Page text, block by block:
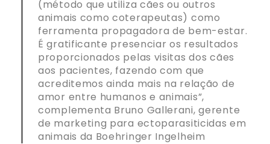
(método que utiliza cães ou outros
animais como coterapeutas) como
ferramenta propagadora de bem-estar.
É gratificante presenciar os resultados
proporcionados pelas visitas dos cães
aos pacientes, fazendo com que
acreditemos ainda mais na relação de
amor entre humanos e animais”,
complementa Bruno Gallerani, gerente
de marketing para ectoparasiticidas em
animais da Boehringer Ingelheim